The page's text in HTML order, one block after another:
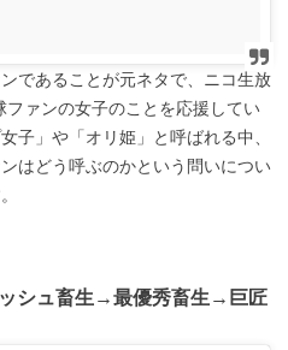
であることが元ネタで、ニコ生放
ァンの女子のことを応援してい
子」や「オリ姫」と呼ばれる中、
はどう呼ぶのかという問いについ
シュ畜生→最優秀畜生→巨匠